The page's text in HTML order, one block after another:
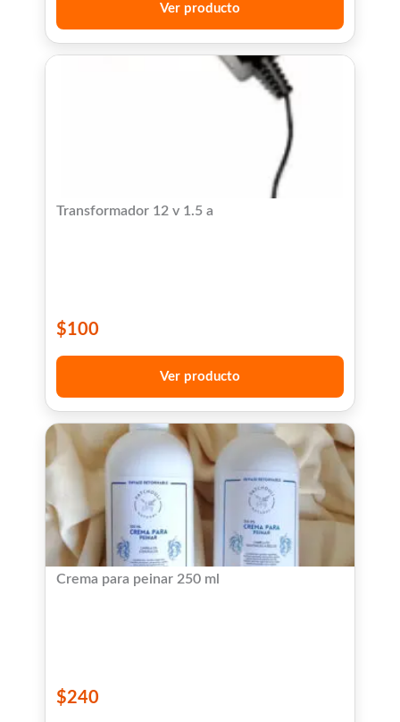
Ver producto
Transformador 12 v 1.5 a
$100
Ver producto
Crema para peinar 250 ml
$240